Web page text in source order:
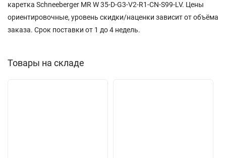
каретка Schneeberger MR W 35-D-G3-V2-R1-CN-S99-LV. Цены
ориентировочные, уровень скидки/наценки зависит от объёма
заказа. Срок поставки от 1 до 4 недель.
Товары на складе